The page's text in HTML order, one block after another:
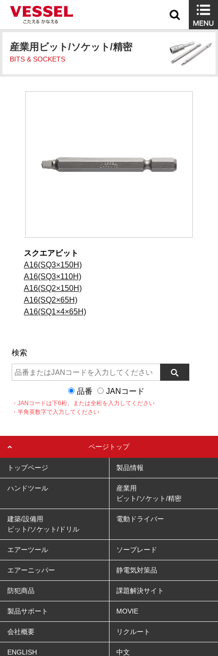
産業用ビット/ソケット/精密
BITS & SOCKETS
スクエアビット
A16(SQ3×150H)
A16(SQ3×110H)
A16(SQ2×150H)
A16(SQ2×65H)
A16(SQ1×4×65H)
検索
品番 JANコード
・JANコードは下6桁、または全桁を入力してください
・半角英数字で入力してください
ページトップ
トップページ 製品情報
ハンドツール
産業用
ビット/ソケット/精密
建築/設備用
ビット/ソケット/ドリル
電動ドライバー
エアーツール ソーブレード
エアーニッパー 静電気対策品
防犯商品 課題解決サイト
製品サポート MOVIE
会社概要 リクルート
ENGLISH 中文